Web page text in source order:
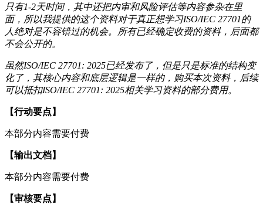
只有1-2天时间，其中还把内审和风险评估等内容参杂在里
面，所以我提供的这个资料对于真正想学习ISO/IEC 27701的
人绝对是不容错过的机会。所有已经确定收费的资料，后面都
不会公开的。
虽然ISO/IEC 27701: 2025已经发布了，但是只是标准的结构变
化了，其核心内容和底层逻辑是一样的，购买本次资料，后续
可以抵扣ISO/IEC 27701: 2025相关学习资料的部分费用。
【行动要点】
本部分内容需要付费
【输出文档】
本部分内容需要付费
【审核要点】